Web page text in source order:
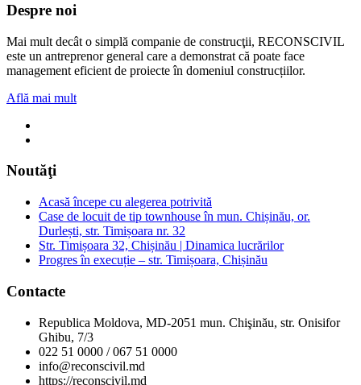
Despre noi
Mai mult decât o simplă companie de construcţii, RECONSCIVIL
este un antreprenor general care a demonstrat că poate face
management eficient de proiecte în domeniul construcțiilor.
Află mai mult
Noutăţi
Acasă începe cu alegerea potrivită
Case de locuit de tip townhouse în mun. Chișinău, or.
Durlești, str. Timișoara nr. 32
Str. Timișoara 32, Chișinău | Dinamica lucrărilor
Progres în execuție – str. Timișoara, Chișinău
Contacte
Republica Moldova, MD-2051 mun. Chişinău, str. Onisifor
Ghibu, 7/3
022 51 0000 / 067 51 0000
info@reconscivil.md
https://reconscivil.md